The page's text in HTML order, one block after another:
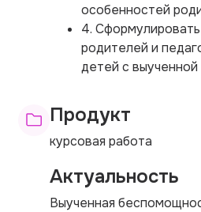
особенностей
4.
родителей и
детей с
Продукт
курсовая работа
Актуальность
Выученная